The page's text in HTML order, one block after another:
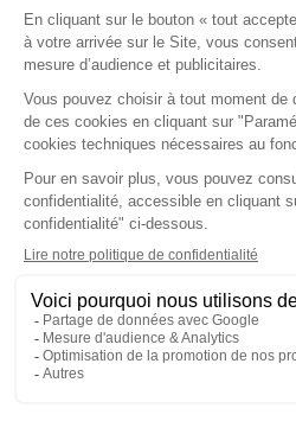
Espace
Facturation
Formation &
Installation &
Mon Compte &
Nouveautés &
Première
Ségur
Support &
En savoir
Notre